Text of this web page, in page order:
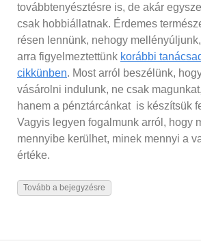
továbbtenyésztésre is, de akár
csak hobbiállatnak. Érdemes
résen lennünk, nehogy
arra figyelmeztettünk korábbi
cikkünben. Most arról beszélünk,
vásárolni indulunk, ne csak magunkat,
hanem a pénztárcánkat is készítsük
Vagyis legyen fogalmunk arról, hogy
mennyibe kerülhet, minek mennyi a
értéke.
Tovább a bejegyzésre